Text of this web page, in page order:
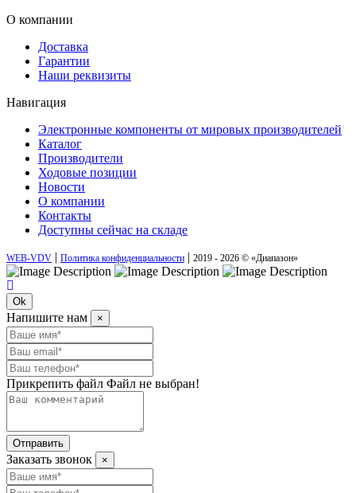
О компании
Доставка
Гарантии
Наши реквизиты
Навигация
Электронные компоненты от мировых производителей
Каталог
Производители
Ходовые позиции
Новости
О компании
Контакты
Доступны сейчас на складе
WEB-VDV | Политика конфиденциальности | 2019 - 2026 © «Диапазон»
Ok
Напишите нам ×
Прикрепить файл Файл не выбран!
Отправить
Заказать звонок ×